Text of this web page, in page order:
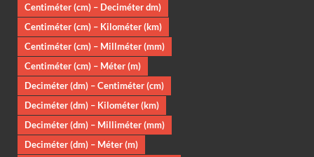
Centiméter (cm) – Deciméter dm)
Centiméter (cm) – Kilométer (km)
Centiméter (cm) – Millméter (mm)
Centiméter (cm) – Méter (m)
Deciméter (dm) – Centiméter (cm)
Deciméter (dm) – Kilométer (km)
Deciméter (dm) – Milliméter (mm)
Deciméter (dm) – Méter (m)